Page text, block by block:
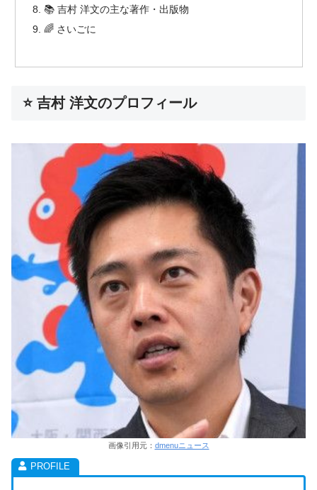
📚 吉村 洋文の主な著作・出版物
🌈 さいごに
⭐ 吉村 洋文のプロフィール
画像引用元： dmenuニュース